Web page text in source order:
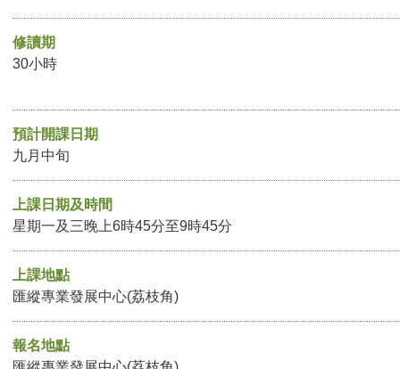
修讀期
30小時
預計開課日期
九月中旬
上課日期及時間
星期一及三晚上6時45分至9時45分
上課地點
匯縱專業發展中心(荔枝角)
報名地點